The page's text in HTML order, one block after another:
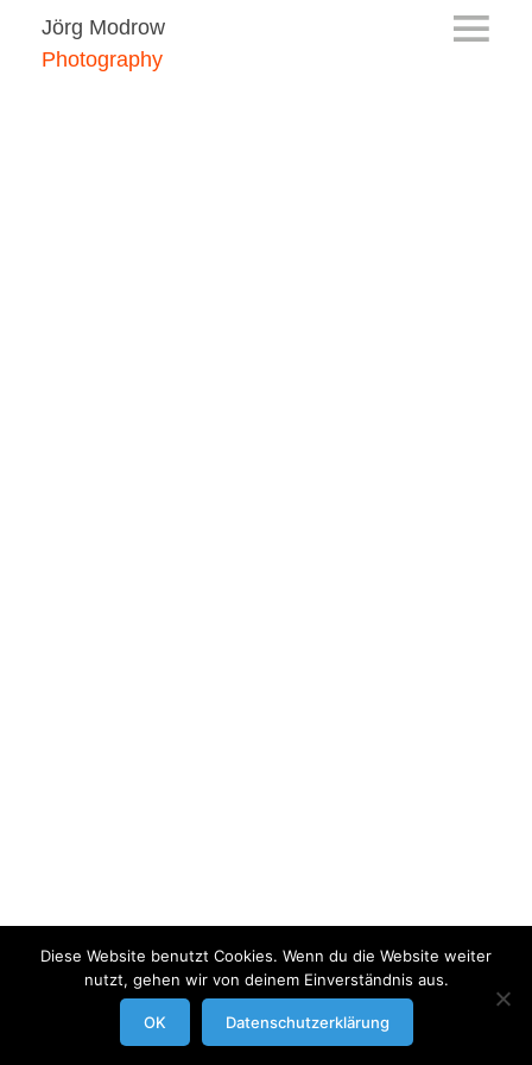
Jörg Modrow
Photography
modrowgrafie.de © 2023 | Impressum/Datenschutzerklaerung
Businessportraits
Diese Website benutzt Cookies. Wenn du die Website weiter
nutzt, gehen wir von deinem Einverständnis aus.
OK Datenschutzerklärung